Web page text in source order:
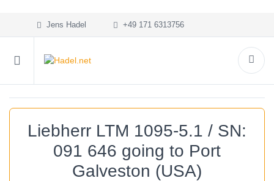
Jens Hadel +49 171 6313756
Liebherr LTM 1095-5.1 / SN:
091 646 going to Port
Galveston (USA)